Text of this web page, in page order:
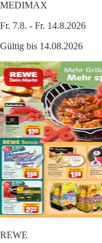
MEDIMAX
Fr. 7.8. - Fr. 14.8.2026
Gültig bis 14.08.2026
REWE